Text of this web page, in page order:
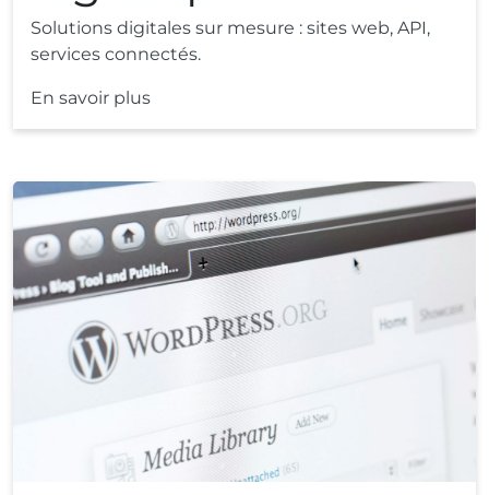
Solutions digitales sur mesure : sites web, API,
services connectés.
En savoir plus